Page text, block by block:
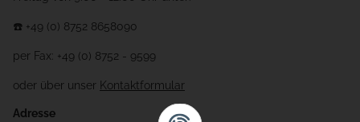
☎️ +49 (0) 8752 8658090
per Fax: +49 (0) 8752 - 9599
oder über unser Kontaktformular
Adresse